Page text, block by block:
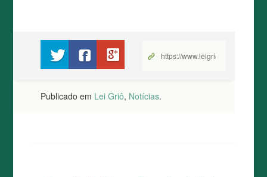
Compartilhe no Twitter
Compartilhe no Facebook
Compartilhe no Google+
Publicado em Lei Griô, Notícias.